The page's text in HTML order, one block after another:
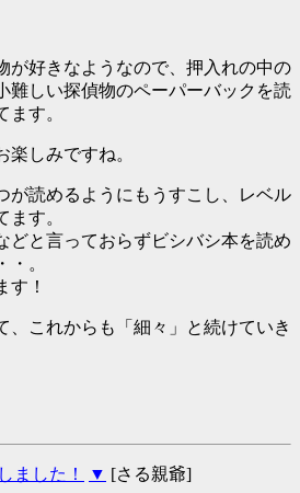
が好きなようなので、押入れの中の
難しい探偵物のペーパーバックを読
ます。
楽しみですね。
が読めるようにもうすこし、レベル
す。
どと言っておらずビシバシ本を読め
。
す！
、これからも「細々」と続けていき
ました！ ▼ [さる親爺]